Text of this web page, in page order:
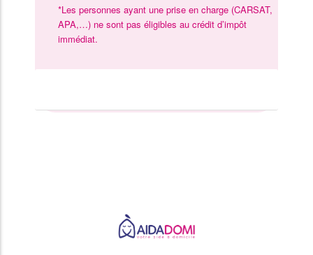
*Les personnes ayant une prise en charge (CARSAT,
APA,…) ne sont pas éligibles au crédit d’impôt
immédiat.